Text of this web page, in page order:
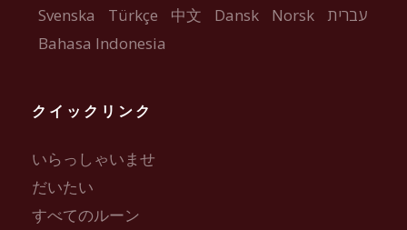
Svenska
Türkçe 中文 Dansk Norsk
עברית
Bahasa Indonesia
クイックリンク
いらっしゃいませ
だいたい
すべてのルーン